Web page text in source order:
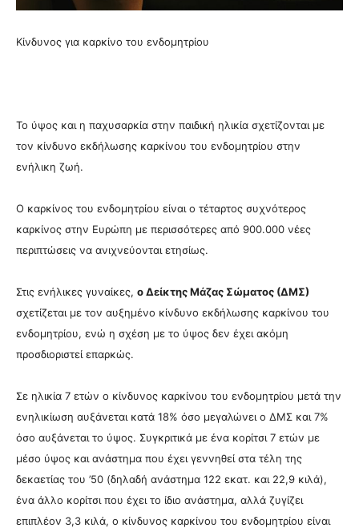
Κίνδυνος για καρκίνο του ενδομητρίου
Το ύψος και η παχυσαρκία στην παιδική ηλικία σχετίζονται με
τον κίνδυνο εκδήλωσης καρκίνου του ενδομητρίου στην
ενήλικη ζωή.
Ο καρκίνος του ενδομητρίου είναι ο τέταρτος συχνότερος
καρκίνος στην Ευρώπη με περισσότερες από 900.000 νέες
περιπτώσεις να ανιχνεύονται ετησίως.
Στις ενήλικες γυναίκες, ο Δείκτης Μάζας Σώματος (ΔΜΣ)
σχετίζεται με τον αυξημένο κίνδυνο εκδήλωσης καρκίνου του
ενδομητρίου, ενώ η σχέση με το ύψος δεν έχει ακόμη
προσδιοριστεί επαρκώς.
Σε ηλικία 7 ετών ο κίνδυνος καρκίνου του ενδομητρίου μετά την
ενηλικίωση αυξάνεται κατά 18% όσο μεγαλώνει ο ΔΜΣ και 7%
όσο αυξάνεται το ύψος. Συγκριτικά με ένα κορίτσι 7 ετών με
μέσο ύψος και ανάστημα που έχει γεννηθεί στα τέλη της
δεκαετίας του ’50 (δηλαδή ανάστημα 122 εκατ. και 22,9 κιλά),
ένα άλλο κορίτσι που έχει το ίδιο ανάστημα, αλλά ζυγίζει
επιπλέον 3,3 κιλά, ο κίνδυνος καρκίνου του ενδομητρίου είναι